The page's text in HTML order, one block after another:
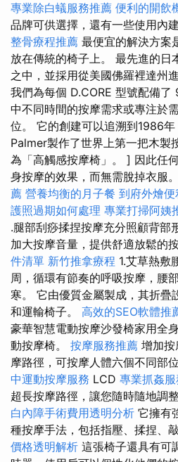
專業除白蟻服務推薦 便利的開飲
品牌可供選擇，還有一些使用內
整骨療程推薦 最便宜的解決方案
放在傳統的椅子上。 最先進的日
之中，並採用從美國佛羅裡達州
我們為每個 D.CORE 型號配備
中不同時間的按摩需求或專注於
位。 它的創建可以追溯到1986
Palmer製作了世界上第一把木製
為「高觸感按摩椅」。 ] 因此任
身按摩的效果，而無需脫掉衣服
薦 營養均衡的月子餐 到府外燴便
護照過期如何處理 專業打掃阿姨
.腿部刮痧揉捏按摩充分照顧背部
加大按摩音量，提供舒適放鬆的
件清單 新竹推拿療程 1.艾草熱敷
周，循環有節奏的呼吸按摩，腰
寒。 它由優質金屬製成，其折疊
和運輸椅子。 高效的SEO軟體推
豪華智慧電動按摩沙發椅家用全
動按摩椅。 按摩服務推薦 增加
摩路徑，可按摩人體六個不同部
中運動按摩服務 LCD 專業抓姦
超長按摩路徑，讓您隨時隨地調
白內障手術費用透明分析 它擁有
種按摩手法，包括指壓、揉捏、
價格透明解析 這張椅子還具有可